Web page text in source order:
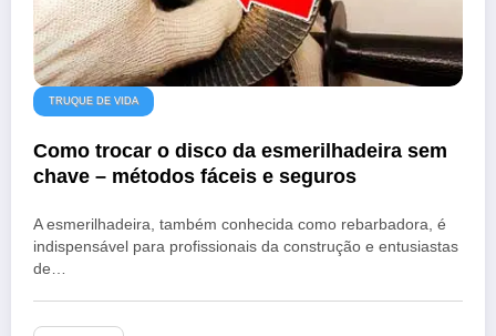
TRUQUE DE VIDA
Como trocar o disco da esmerilhadeira sem
chave – métodos fáceis e seguros
A esmerilhadeira, também conhecida como rebarbadora, é
indispensável para profissionais da construção e entusiastas
de…